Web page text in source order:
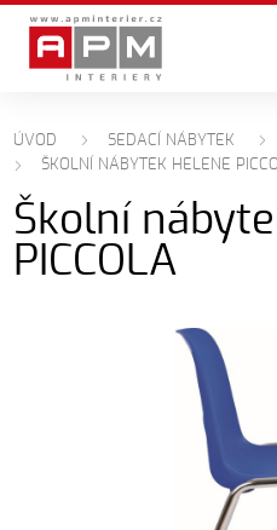
ÚVOD SEDACÍ NÁBYTEK
ŠKOLNÍ NÁBYTEK HELENE
Školní
PICCOLA